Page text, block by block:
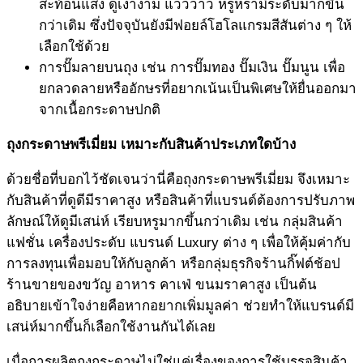
สะท้อนแสง ดูเงางาม แวววาว หรูหรามีระดับมากขึ้น
กว่าเดิม ซึ่งปัจจุบันยังมีฟอยล์โฮโลแกรมสีสันต่าง ๆ ให้
เลือกใช้ด้วย
การปั๊มลายบนถุง เช่น การปั๊มทอง ปั๊มเงิน ปั๊มนูน เพื่อ
ยกลวดลายหรืออักษรที่อยากเน้นเป็นพิเศษให้ยื่นออกมา
จากเนื้อกระดาษปกติ
ถุงกระดาษพรีเมี่ยม เหมาะกับสินค้าประเภทใดบ้าง
ด้วยชื่อที่บอกไว้ชัดเจนว่านี่คือถุงกระดาษพรีเมี่ยม จึงเหมาะ
กับสินค้าที่ดูดีมีราคาสูง หรือสินค้าที่แบรนด์ต้องการปรับภาพ
ลักษณ์ให้ดูมีเสน่ห์ เรียบหรูมากขึ้นกว่าเดิม เช่น กลุ่มสินค้า
แฟชั่น เครื่องประดับ แบรนด์ Luxury ต่าง ๆ เพื่อให้คุ้มค่ากับ
การลงทุนเพื่อมอบให้กับลูกค้า หรือกลุ่มธุรกิจร้านกิ๊ฟต์ช้อป
ร้านขายของขวัญ อาหาร คาเฟ่ ขนมราคาสูง เป็นต้น
อธิบายเข้าใจง่ายคือหากอยากเพิ่มมูลค่า ช่วยทำให้แบรนด์มี
เสน่ห์มากขึ้นก็เลือกใช้งานกันได้เลย